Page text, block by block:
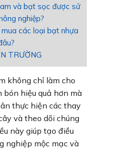
và bạt sọc được sử
nghiệp?
các loại bạt nhựa
TRƯỜNG
không chỉ làm cho
bón hiệu quả hơn mà
thực hiện các thay
và theo dõi chúng
này giúp tạo điều
nghiệp mộc mạc và